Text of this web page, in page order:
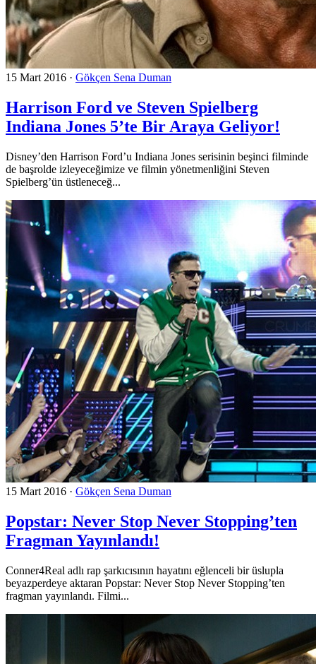
15 Mart 2016 · Gökçen Sena Duman
Harrison Ford ve Steven Spielberg
Indiana Jones 5’te Bir Araya Geliyor!
Disney’den Harrison Ford’u Indiana Jones serisinin beşinci filminde
de başrolde izleyeceğimize ve filmin yönetmenliğini Steven
Spielberg’ün üstleneceğ...
15 Mart 2016 · Gökçen Sena Duman
Popstar: Never Stop Never Stopping’ten
Fragman Yayınlandı!
Conner4Real adlı rap şarkıcısının hayatını eğlenceli bir üslupla
beyazperdeye aktaran Popstar: Never Stop Never Stopping’ten
fragman yayınlandı. Filmi...